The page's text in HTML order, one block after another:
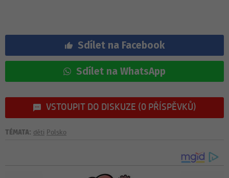
Sdílet na Facebook
Sdílet na WhatsApp
VSTOUPIT DO DISKUZE (0 PŘÍSPĚVKŮ)
TÉMATA: děti Polsko